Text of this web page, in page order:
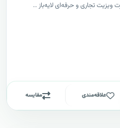
علاقه‌مندی مقایسه